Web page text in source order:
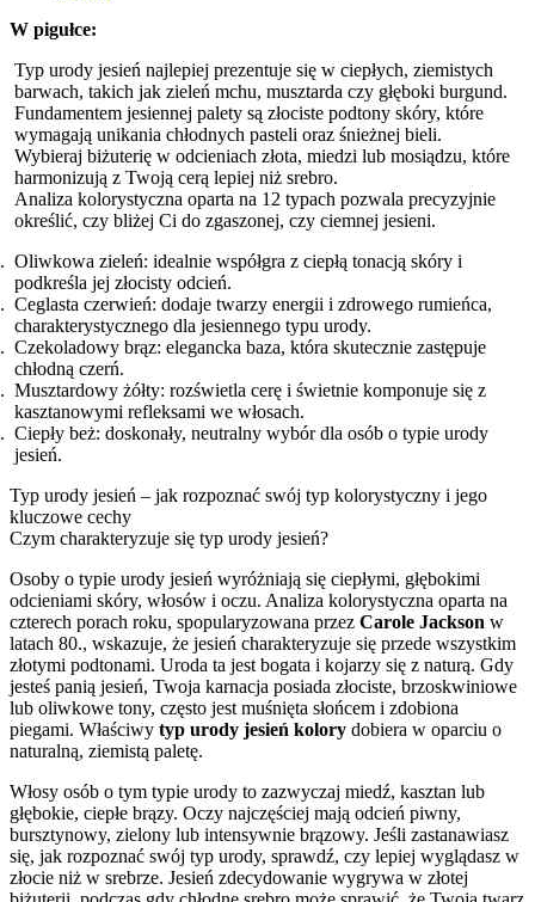
W pigułce:
Typ urody jesień najlepiej prezentuje się w ciepłych, ziemistych
barwach, takich jak zieleń mchu, musztarda czy głęboki burgund.
Fundamentem jesiennej palety są złociste podtony skóry, które
wymagają unikania chłodnych pasteli oraz śnieżnej bieli.
Wybieraj biżuterię w odcieniach złota, miedzi lub mosiądzu, które
harmonizują z Twoją cerą lepiej niż srebro.
Analiza kolorystyczna oparta na 12 typach pozwala precyzyjnie
określić, czy bliżej Ci do zgaszonej, czy ciemnej jesieni.
Oliwkowa zieleń: idealnie współgra z ciepłą tonacją skóry i
podkreśla jej złocisty odcień.
Ceglasta czerwień: dodaje twarzy energii i zdrowego rumieńca,
charakterystycznego dla jesiennego typu urody.
Czekoladowy brąz: elegancka baza, która skutecznie zastępuje
chłodną czerń.
Musztardowy żółty: rozświetla cerę i świetnie komponuje się z
kasztanowymi refleksami we włosach.
Ciepły beż: doskonały, neutralny wybór dla osób o typie urody
jesień.
Typ urody jesień – jak rozpoznać swój typ kolorystyczny i jego
kluczowe cechy
Czym charakteryzuje się typ urody jesień?
Osoby o typie urody jesień wyróżniają się ciepłymi, głębokimi
odcieniami skóry, włosów i oczu. Analiza kolorystyczna oparta na
czterech porach roku, spopularyzowana przez Carole Jackson w
latach 80., wskazuje, że jesień charakteryzuje się przede wszystkim
złotymi podtonami. Uroda ta jest bogata i kojarzy się z naturą. Gdy
jesteś panią jesień, Twoja karnacja posiada złociste, brzoskwiniowe
lub oliwkowe tony, często jest muśnięta słońcem i zdobiona
piegami. Właściwy typ urody jesień kolory dobiera w oparciu o
naturalną, ziemistą paletę.
Włosy osób o tym typie urody to zazwyczaj miedź, kasztan lub
głębokie, ciepłe brązy. Oczy najczęściej mają odcień piwny,
bursztynowy, zielony lub intensywnie brązowy. Jeśli zastanawiasz
się, jak rozpoznać swój typ urody, sprawdź, czy lepiej wyglądasz w
złocie niż w srebrze. Jesień zdecydowanie wygrywa w złotej